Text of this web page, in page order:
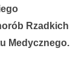
Rzadkich
Medycznego.